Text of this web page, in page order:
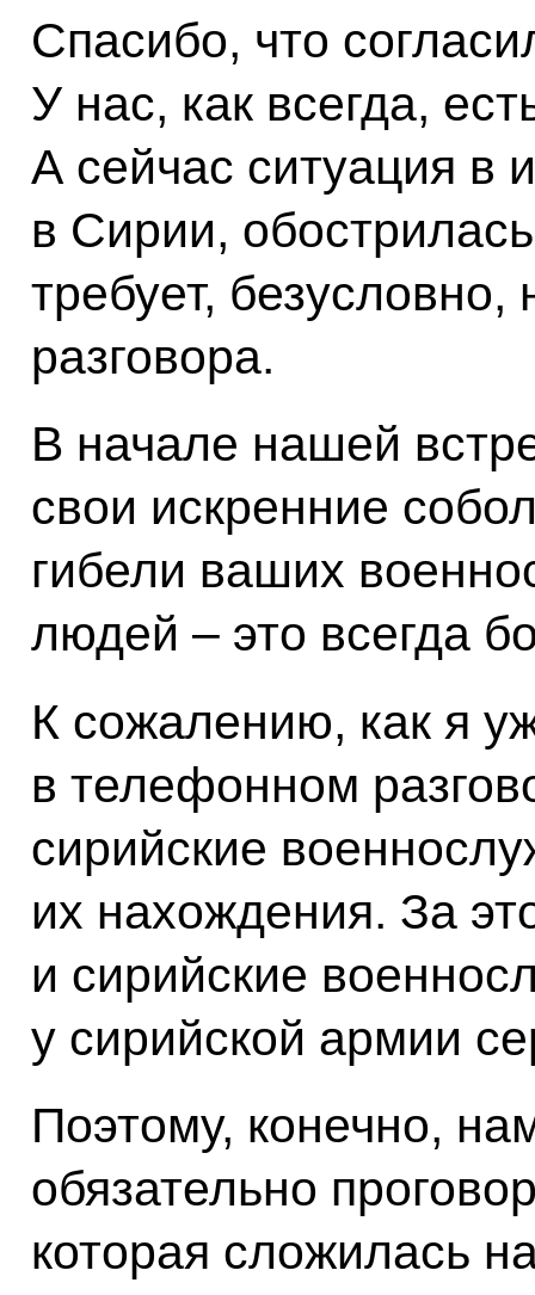
Спасибо, что
У нас, как всегда,
А сейчас ситуация в
в Сирии,
требует,
разговора.
В начале нашей
свои искренние
гибели ваших
людей – это всегда
К сожалению, как я
в телефонном
сирийские
их нахождения. За
и сирийские
у сирийской армии
Поэтому, конечно,
обязательно
которая сложилась